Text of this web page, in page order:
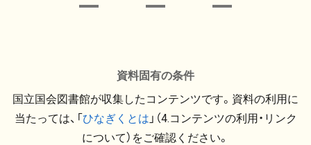
資料固有の条件
国立国会図書館が収集したコンテンツです。資料の利用に
当たっては、「ひなぎくとは 」（4.コンテンツの利用・リンク
について）をご確認ください。